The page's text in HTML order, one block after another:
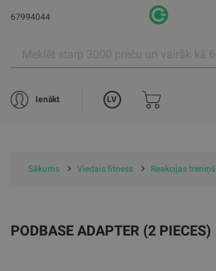
67994044
Ienākt LV
Sākums Viedais fitness Reakcijas treniņš
PODBASE ADAPTER (2 PIECES)